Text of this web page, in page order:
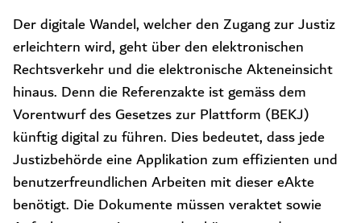
Der digitale Wandel, welcher den Zugang zur Justiz
erleichtern wird, geht über den elektronischen
Rechtsverkehr und die elektronische Akteneinsicht
hinaus. Denn die Referenzakte ist gemäss dem
Vorentwurf des Gesetzes zur Plattform (BEKJ)
künftig digital zu führen. Dies bedeutet, dass jede
Justizbehörde eine Applikation zum effizienten und
benutzerfreundlichen Arbeiten mit dieser eAkte
benötigt. Die Dokumente müssen veraktet sowie